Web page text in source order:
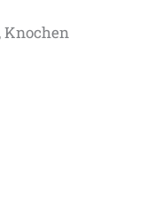
Knochen